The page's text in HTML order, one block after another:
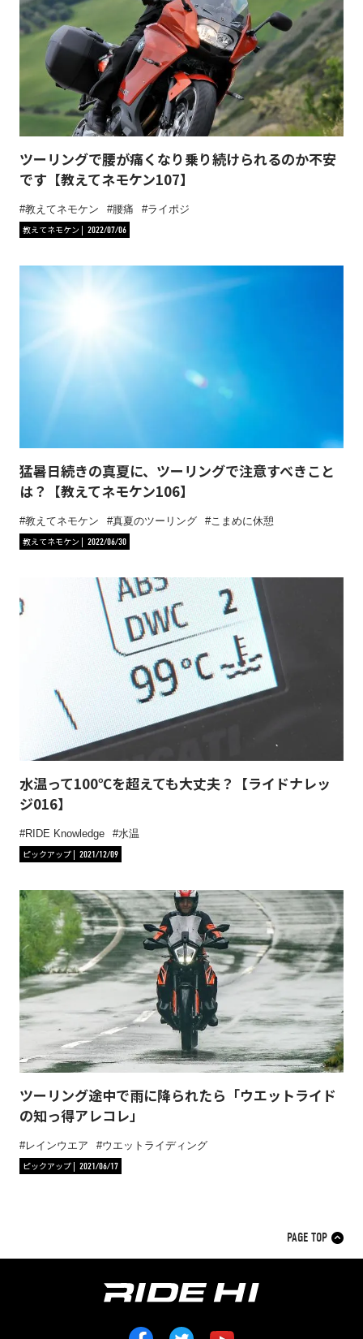
ツーリングで腰が痛くなり乗り続けられるのか不安
です【教えてネモケン107】
教えてネモケン 腰痛
ライポジ
教えてネモケン
2022/07/06
猛暑日続きの真夏に、ツーリングで注意すべきこと
は？【教えてネモケン106】
教えてネモケン 真夏のツーリング
こまめに休憩
教えてネモケン
2022/06/30
水温って100℃を超えても大丈夫？【ライドナレッ
ジ016】
RIDE Knowledge
水温
ピックアップ
2021/12/09
ツーリング途中で雨に降られたら「ウエットライド
の知っ得アレコレ」
レインウエア
ウエットライディング
ピックアップ
2021/06/17
PAGE TOP